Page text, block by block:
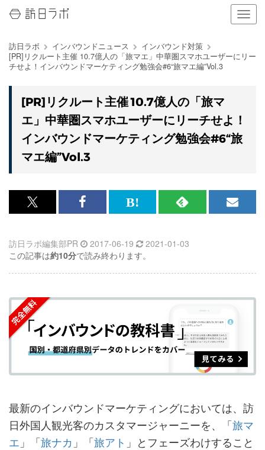
ナ
ビ
ー
シ
る
訪日ラボ インバウンドニュース
インバウンド対策
[PR]リクルート主催 10.7億人の「旅マエ」中華圏スマホユーザーにリー
チせよ！インバウンドマーケティング勉強会#6“旅マエ編”Vol.3
[PR]リクルート主催 10.7億人の「旅マ
エ」中華圏スマホユーザーにリーチせよ！
インバウンドマーケティング勉強会#6“旅
マエ編”Vol.3
x<br>
記
事
シ
ェ
ア
す
る
Facebook<br>
記
事
シ
ェ
ア
す
る
は
な
ブ
ク
マ
ー
ク
に
加
RSS
記
購
読
す
る
メ
録
す
訪日ラボ編集部PR 2017-06-19
2021-01-03
この記事は約10分で読み終わります。
最新のインバウンドマーケティングにおいては、訪
日外国人観光客のカスタマージャーニーを、「旅マ
エ 」「旅ナカ 」「旅アト 」とフェーズわけすること